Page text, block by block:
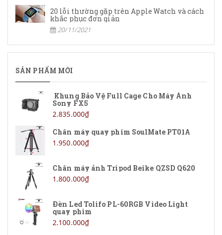
20 lỗi thường gặp trên Apple Watch và cách
khắc phục đơn giản
20/11/2021
SẢN PHẨM MỚI
Khung Bảo Vệ Full Cage Cho Máy Ảnh
Sony FX5
2.835.000₫
Chân máy quay phim SoulMate PT01A
1.950.000₫
Chân máy ảnh Tripod Beike QZSD Q620
1.800.000₫
Đèn Led Tolifo PL-60RGB Video Light
quay phim
2.100.000₫